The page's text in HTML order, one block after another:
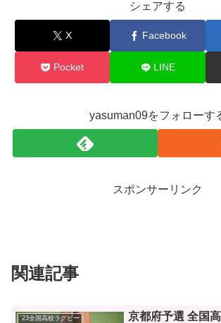
シェアする
X Facebook
Pocket LINE
yasuman09をフォローす
スポンサーリンク
関連記事
'23全国高校ラグビー
京都府予選 全国